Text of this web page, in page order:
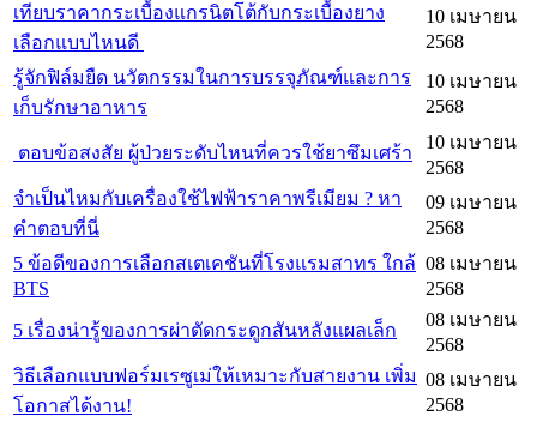
เทียบราคากระเบื้องแกรนิตโต้กับกระเบื้องยาง
เลือกแบบไหนดี
10 เมษายน
2568
รู้จักฟิล์มยืด นวัตกรรมในการบรรจุภัณฑ์และการ
เก็บรักษาอาหาร
10 เมษายน
2568
ตอบข้อสงสัย ผู้ป่วยระดับไหนที่ควรใช้ยาซึมเศร้า
10 เมษายน
2568
จำเป็นไหมกับเครื่องใช้ไฟฟ้าราคาพรีเมียม ? หา
คำตอบที่นี่
09 เมษายน
2568
5 ข้อดีของการเลือกสเตเคชันที่โรงแรมสาทร ใกล้
BTS
08 เมษายน
2568
5 เรื่องน่ารู้ของการผ่าตัดกระดูกสันหลังแผลเล็ก
08 เมษายน
2568
วิธีเลือกแบบฟอร์มเรซูเม่ให้เหมาะกับสายงาน เพิ่ม
โอกาสได้งาน!
08 เมษายน
2568